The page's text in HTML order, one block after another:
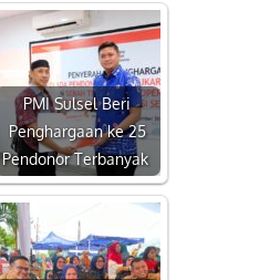
PMI Sulsel Beri
Penghargaan ke 25
Pendonor Terbanyak